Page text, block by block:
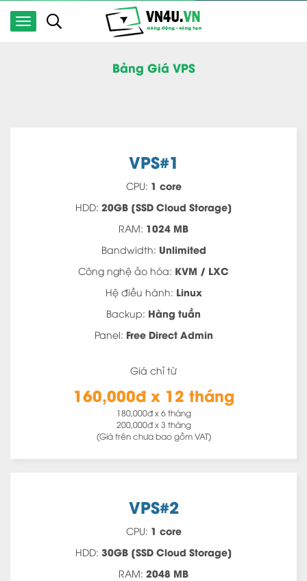
Bảng Giá VPS
VPS#1
CPU: 1 core
HDD: 20GB [SSD Cloud Storage]
RAM: 1024 MB
Bandwidth: Unlimited
Công nghệ ảo hóa: KVM / LXC
Hệ điều hành: Linux
Backup: Hàng tuần
Panel: Free Direct Admin
Giá chỉ từ
160,000đ x 12 tháng
180,000đ x 6 tháng
200,000đ x 3 tháng
(Giá trên chưa bao gồm VAT)
VPS#2
CPU: 1 core
HDD: 30GB [SSD Cloud Storage]
RAM: 2048 MB